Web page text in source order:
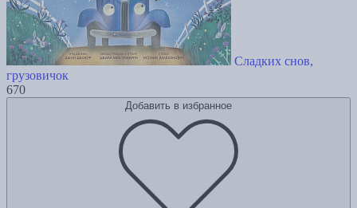
Сладких снов,
грузовичок
670
Добавить в избранное